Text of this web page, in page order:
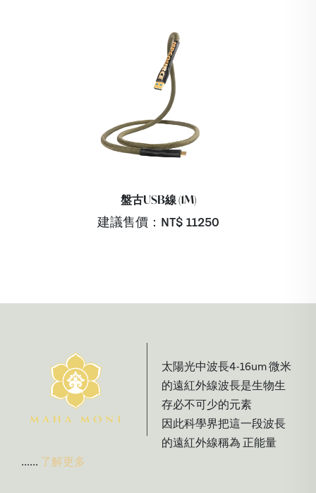
盤古USB線 (1M)
建議售價：NT$ 11250
太陽光中波長4-16um 微米
的遠紅外線波長是生物生
存必不可少的元素
因此科學界把這一段波長
的遠紅外線稱為 正能量
...... 了解更多